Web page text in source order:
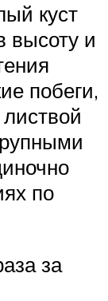
куст
высоту и
побеги,
по
за